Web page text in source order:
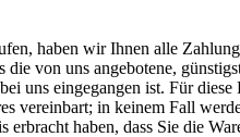
haben wir Ihnen alle
die von uns angebotene,
uns eingegangen ist. Für
vereinbart; in keinem Fall
erbracht haben, dass Sie die